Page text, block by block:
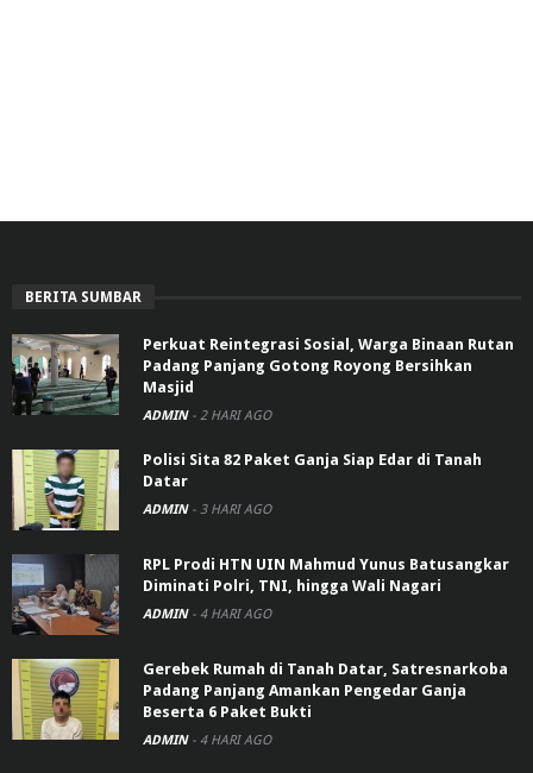
BERITA SUMBAR
Perkuat Reintegrasi Sosial, Warga Binaan Rutan
Padang Panjang Gotong Royong Bersihkan
Masjid
ADMIN - 2 HARI AGO
Polisi Sita 82 Paket Ganja Siap Edar di Tanah
Datar
ADMIN - 3 HARI AGO
RPL Prodi HTN UIN Mahmud Yunus Batusangkar
Diminati Polri, TNI, hingga Wali Nagari
ADMIN - 4 HARI AGO
Gerebek Rumah di Tanah Datar, Satresnarkoba
Padang Panjang Amankan Pengedar Ganja
Beserta 6 Paket Bukti
ADMIN - 4 HARI AGO